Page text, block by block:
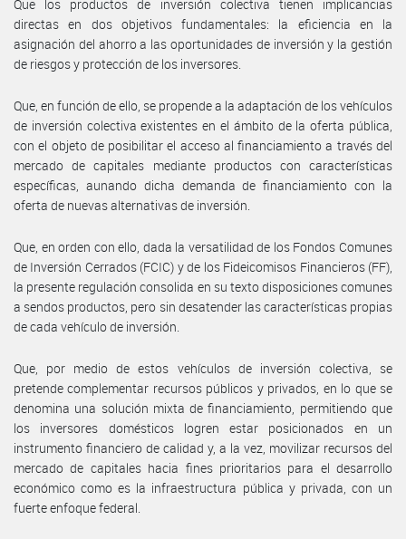
Que los productos de inversión colectiva tienen implicancias
directas en dos objetivos fundamentales: la eficiencia en la
asignación del ahorro a las oportunidades de inversión y la gestión
de riesgos y protección de los inversores.
Que, en función de ello, se propende a la adaptación de los vehículos
de inversión colectiva existentes en el ámbito de la oferta pública,
con el objeto de posibilitar el acceso al financiamiento a través del
mercado de capitales mediante productos con características
específicas, aunando dicha demanda de financiamiento con la
oferta de nuevas alternativas de inversión.
Que, en orden con ello, dada la versatilidad de los Fondos Comunes
de Inversión Cerrados (FCIC) y de los Fideicomisos Financieros (FF),
la presente regulación consolida en su texto disposiciones comunes
a sendos productos, pero sin desatender las características propias
de cada vehículo de inversión.
Que, por medio de estos vehículos de inversión colectiva, se
pretende complementar recursos públicos y privados, en lo que se
denomina una solución mixta de financiamiento, permitiendo que
los inversores domésticos logren estar posicionados en un
instrumento financiero de calidad y, a la vez, movilizar recursos del
mercado de capitales hacia fines prioritarios para el desarrollo
económico como es la infraestructura pública y privada, con un
fuerte enfoque federal.